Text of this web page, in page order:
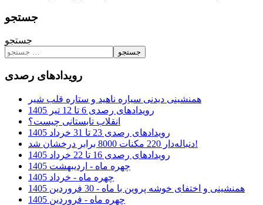
جستجو
جستجو
جستجو
رویدادهای رصدی
همنشینی دیدنی سیاره ناهید و ستاره قلب شیر
رویدادهای رصدی 6 تا 12 تیر 1405
انقلاب تابستانی چیست؟
رویدادهای رصدی 23 تا 31 خرداد 1405
دنباله‌دار 220 مکنات 8000 برابر درخشان شد!
رویدادهای رصدی 16 تا 22 خرداد 1405
چهره ماه - اردیبهشت 1405
چهره ماه - خرداد 1405
همنشینی و اختفای خوشه پروین با ماه - 30 فروردین 1405
چهره ماه - فروردین 1405